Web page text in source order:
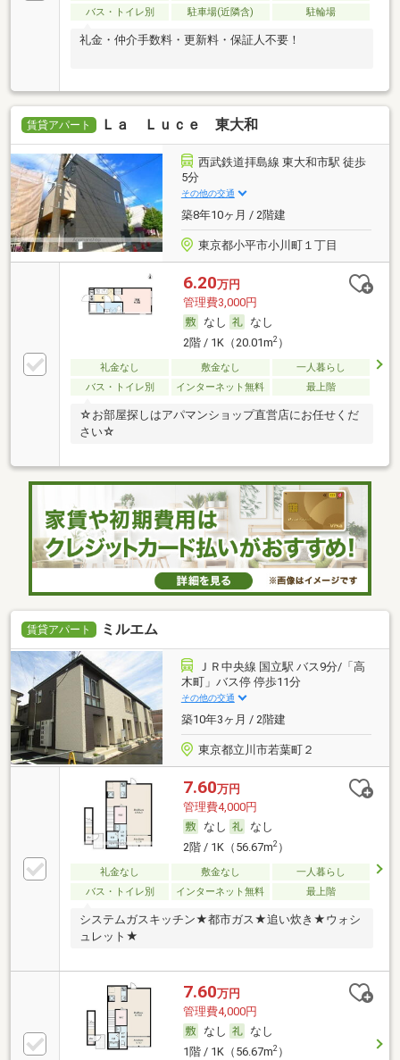
バス・トイレ別
駐車場(近隣含) 駐輪場
礼金・仲介手数料・更新料・保証人不要！
賃貸アパート Ｌａ Ｌｕｃｅ 東大和
西武鉄道拝島線 東大和市駅 徒歩
5分
その他の交通
築8年10ヶ月 / 2階建
東京都小平市小川町１丁目
6.20万円
管理費3,000円
なし
なし
2階 / 1K（20.01m2）
礼金なし 敷金なし
一人暮らし
バス・トイレ別
インターネット無料 最上階
☆お部屋探しはアパマンショップ直営店にお任せくだ
さい☆
賃貸アパート ミルエム
ＪＲ中央線 国立駅 バス9分/「高
木町」バス停 停歩11分
その他の交通
築10年3ヶ月 / 2階建
東京都立川市若葉町２
7.60万円
管理費4,000円
なし
なし
2階 / 1K（56.67m2）
礼金なし 敷金なし
一人暮らし
バス・トイレ別
インターネット無料 最上階
システムガスキッチン★都市ガス★追い炊き★ウォシ
ュレット★
7.60万円
管理費4,000円
なし
なし
1階 / 1K（56.67m2）